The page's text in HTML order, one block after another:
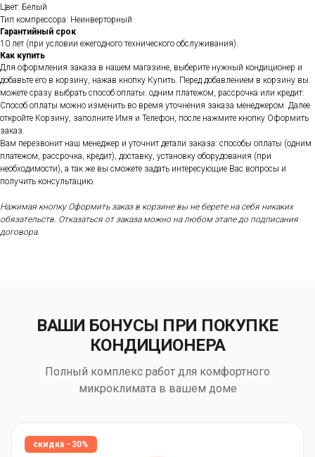
Цвет: Белый
Тип компрессора: Неинверторный
Гарантийный срок
10 лет (при условии ежегодного технического обслуживания).
Как купить
Для оформления заказа в нашем магазине, выберите нужный кондиционер и
добавьте его в корзину, нажав кнопку Купить. Перед добавлением в корзину вы
можете сразу выбрать способ оплаты: одним платежом, рассрочка или кредит.
Способ оплаты можно изменить во время уточнения заказа менеджером. Далее
откройте Корзину, заполните Имя и Телефон, после нажмите кнопку Оформить
заказ.
Вам перезвонит наш менеджер и уточнит детали заказа: способы оплаты (одним
платежом, рассрочка, кредит), доставку, установку оборудования (при
необходимости), а так же вы сможете задать интересующие Вас вопросы и
получить консультацию.
Нажимая кнопку Оформить заказ в корзине вы не берете на себя никаких
обязательств. Отказаться от заказа можно на любом этапе до подписания
договора.
ВАШИ БОНУСЫ ПРИ ПОКУПКЕ
КОНДИЦИОНЕРА
Полный комплекс работ для комфортного
микроклимата в вашем доме
скидка −30%